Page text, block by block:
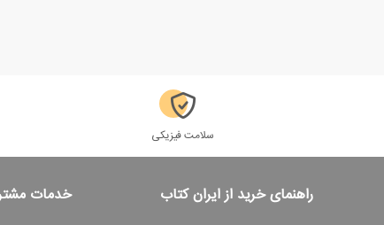
سلامت فیزیکی
راهنمای خرید از ایران کتاب خدمات